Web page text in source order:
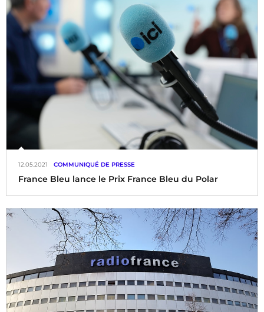
France Bleu lance le Prix France Bleu du Polar
12.05.2021 COMMUNIQUÉ DE PRESSE